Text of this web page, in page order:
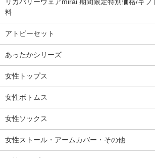
料
アトピーセット
あったかシリーズ
女性トップス
女性ボトムス
女性ソックス
女性ストール・アームカバー・その他